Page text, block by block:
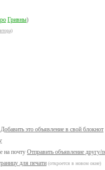
Гривны)
Добавить это объявление в свой блокнот
Отправить объявление другу/
для печати (откроется в новом окне)